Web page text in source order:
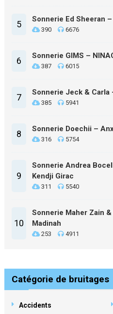
5 Sonnerie Ed Sheeran
390 6676
6 Sonnerie GIMS –
387 6015
7 Sonnerie Jeck & Carla
385 5941
8 Sonnerie Doechii –
316 5754
9
Sonnerie Andrea
Kendji Girac
311 5540
10
Sonnerie Maher Zain
Madinah
253 4911
Catégorie de bruitages
Accidents